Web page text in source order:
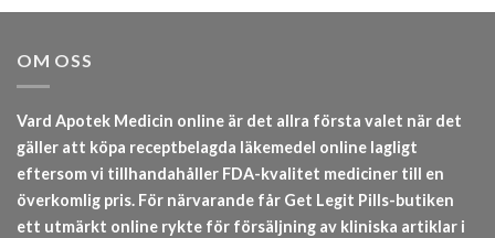
OM OSS
Vard Apotek Medicin online är det allra första valet när det
gäller att köpa receptbelagda läkemedel online lagligt
eftersom vi tillhandahåller FDA-kvalitet mediciner till en
överkomlig pris. För närvarande får Get Legit Pills-butiken
ett utmärkt online rykte för försäljning av kliniska artiklar i